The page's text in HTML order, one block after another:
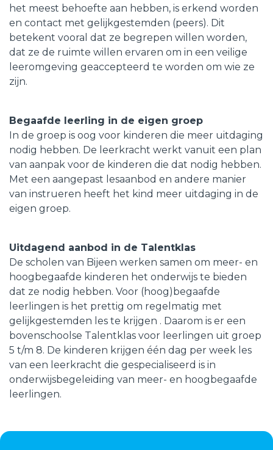
het meest behoefte aan hebben, is erkend worden
en contact met gelijkgestemden (peers). Dit
betekent vooral dat ze begrepen willen worden,
dat ze de ruimte willen ervaren om in een veilige
leeromgeving geaccepteerd te worden om wie ze
zijn.
Begaafde leerling in de eigen groep
In de groep is oog voor kinderen die meer uitdaging
nodig hebben. De leerkracht werkt vanuit een plan
van aanpak voor de kinderen die dat nodig hebben.
Met een aangepast lesaanbod en andere manier
van instrueren heeft het kind meer uitdaging in de
eigen groep.
Uitdagend aanbod in de Talentklas
De scholen van Bijeen werken samen om meer- en
hoogbegaafde kinderen het onderwijs te bieden
dat ze nodig hebben. Voor (hoog)begaafde
leerlingen is het prettig om regelmatig met
gelijkgestemden les te krijgen . Daarom is er een
bovenschoolse Talentklas voor leerlingen uit groep
5 t/m 8. De kinderen krijgen één dag per week les
van een leerkracht die gespecialiseerd is in
onderwijsbegeleiding van meer- en hoogbegaafde
leerlingen.